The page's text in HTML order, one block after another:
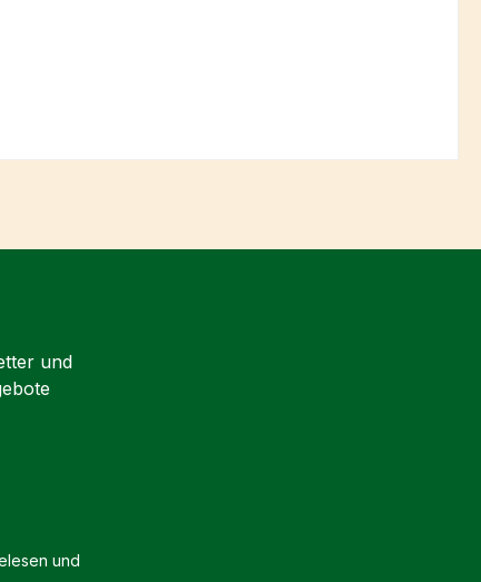
und
und